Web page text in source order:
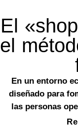
El
el
En un entorno
diseñado para
las personas